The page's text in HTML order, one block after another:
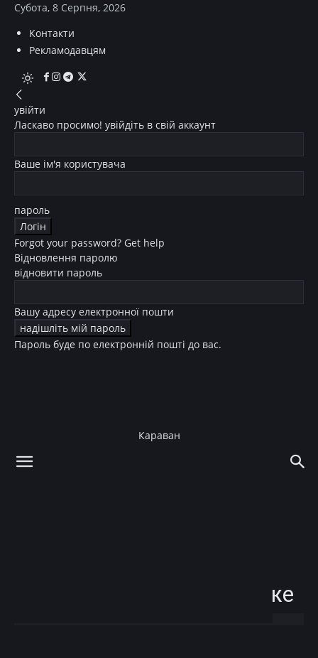
Субота, 8 Серпня, 2026
Контакти
Рекламодавцям
увійти
Ласкаво просимо! увійдіть в свій аккаунт
Ваше ім'я користувача
пароль
Forgot your password? Get help
Відновлення паролю
відновити пароль
Вашу адресу електронної пошти
Пароль буде по електронній пошті до вас.
Караван
всего любит в своем муже